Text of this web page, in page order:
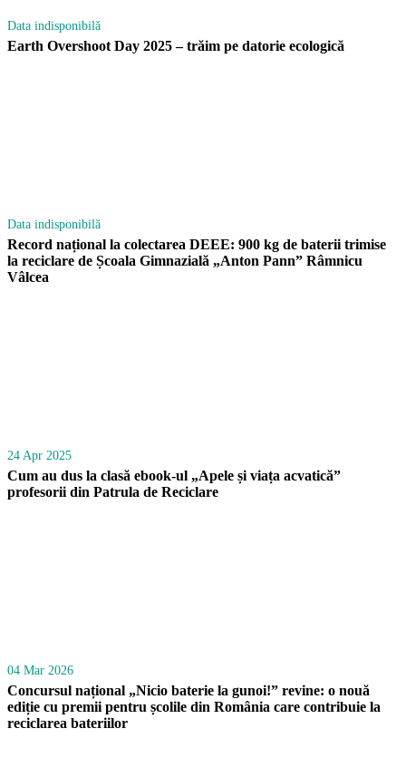
Data indisponibilă
Earth Overshoot Day 2025 – trăim pe datorie ecologică
Data indisponibilă
Record național la colectarea DEEE: 900 kg de baterii trimise
la reciclare de Școala Gimnazială „Anton Pann” Râmnicu
Vâlcea
24 Apr 2025
Cum au dus la clasă ebook-ul „Apele și viața acvatică”
profesorii din Patrula de Reciclare
04 Mar 2026
Concursul național „Nicio baterie la gunoi!” revine: o nouă
ediție cu premii pentru școlile din România care contribuie la
reciclarea bateriilor